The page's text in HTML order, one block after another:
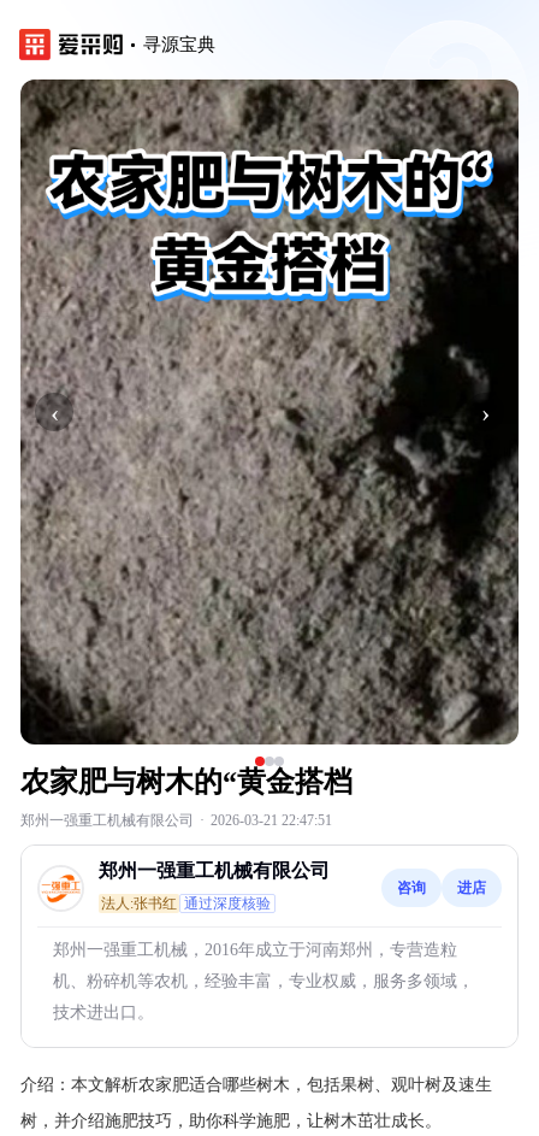
寻源宝典
‹ ›
农家肥与树木的“黄金搭档
郑州一强重工机械有限公司 · 2026-03-21 22:47:51
郑州一强重工机械有限公司
法人:张书红 通过深度核验
咨询 进店
郑州一强重工机械，2016年成立于河南郑州，专营造粒
机、粉碎机等农机，经验丰富，专业权威，服务多领域，
技术进出口。
介绍： 本文解析农家肥适合哪些树木，包括果树、观叶树及速生
树，并介绍施肥技巧，助你科学施肥，让树木茁壮成长。